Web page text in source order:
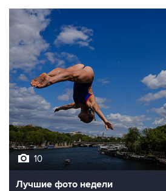
10
Лучшие фото недели